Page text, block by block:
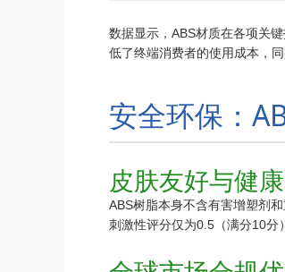
数据显示，ABS材质在各项关
低了终端消费者的使用成本，
安全环保：
皮肤友好与健
ABS树脂本身不含有害增塑剂
刺激性评分仅为0.5（满分10分